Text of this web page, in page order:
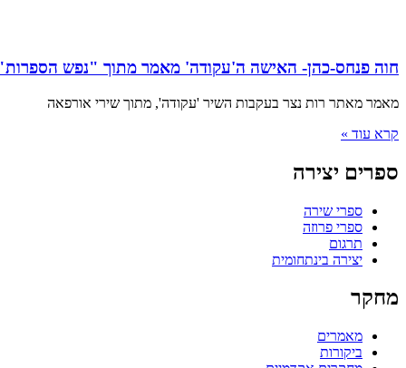
חוה פנחס-כהן- האישה ה'עקודה' מאמר מתוך "נפש
מאמר מאתר רות נצר בעקבות השיר 'עקודה', מתוך שירי אורפאה
קרא עוד »
ספרים יצירה
ספרי שירה
ספרי פרוזה
תרגום
יצירה בינתחומית
מחקר
מאמרים
ביקורות